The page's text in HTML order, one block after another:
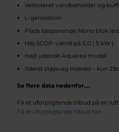
Velisoleret vandbeholder og
L-generation
Plads besparende Mono blok
Høj SCOP-værdi på 5,0 ( 5 kW )
Højt ydende Aquarea model
Yderst støjsvag indedel – kun
Se flere data nedenfor….
Få et uforpligtende tilbud på en
Få et uforpligtende tilbud her